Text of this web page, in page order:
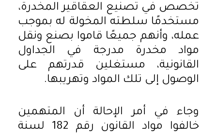
تخصص في تصنيع العقاقير المخدرة،
مستخدمًا سلطته المخولة له بموجب
عمله، وأنهم جميعًا قاموا بصنع ونقل
مواد مخدرة مدرجة في الجداول
القانونية، مستغلين قدرتهم على
الوصول إلى تلك المواد وتهريبها.
وجاء في أمر الإحالة أن المتهمين
خالفوا مواد القانون رقم 182 لسنة